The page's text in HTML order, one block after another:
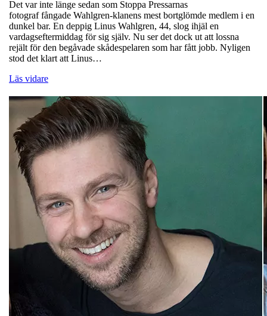
Det var inte länge sedan som Stoppa Pressarnas
fotograf fångade Wahlgren-klanens mest bortglömde medlem i en
dunkel bar. En deppig Linus Wahlgren, 44, slog ihjäl en
vardagseftermiddag för sig själv. Nu ser det dock ut att lossna
rejält för den begåvade skådespelaren som har fått jobb. Nyligen
stod det klart att Linus…
Läs vidare